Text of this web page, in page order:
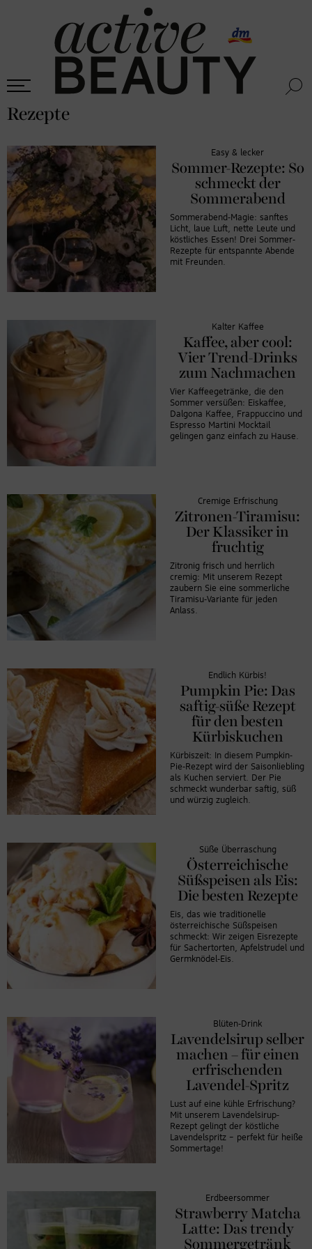
Rezepte
Easy & lecker
Sommer-Rezepte: So
schmeckt der
Sommerabend
Sommerabend-Magie: sanftes
Licht, laue Luft, nette Leute und
köstliches Essen! Drei Sommer-
Rezepte für entspannte Abende
mit Freunden.
Kalter Kaffee
Kaffee, aber cool:
Vier Trend-Drinks
zum Nachmachen
Vier Kaffeegetränke, die den
Sommer versüßen: Eiskaffee,
Dalgona Kaffee, Frappuccino und
Espresso Martini Mocktail
gelingen ganz einfach zu Hause.
Cremige Erfrischung
Zitronen-Tiramisu:
Der Klassiker in
fruchtig
Zitronig frisch und herrlich
cremig: Mit unserem Rezept
zaubern Sie eine sommerliche
Tiramisu-Variante für jeden
Anlass.
Endlich Kürbis!
Pumpkin Pie: Das
saftig-süße Rezept
für den besten
Kürbiskuchen
Kürbiszeit: In diesem Pumpkin-
Pie-Rezept wird der Saisonliebling
als Kuchen serviert. Der Pie
schmeckt wunderbar saftig, süß
und würzig zugleich.
Süße Überraschung
Österreichische
Süßspeisen als Eis:
Die besten Rezepte
Eis, das wie traditionelle
österreichische Süßspeisen
schmeckt: Wir zeigen Eisrezepte
für Sachertorten, Apfelstrudel und
Germknödel-Eis.
Blüten-Drink
Lavendelsirup selber
machen – für einen
erfrischenden
Lavendel-Spritz
Lust auf eine kühle Erfrischung?
Mit unserem Lavendelsirup-
Rezept gelingt der köstliche
Lavendelspritz – perfekt für heiße
Sommertage!
Erdbeersommer
Strawberry Matcha
Latte: Das trendy
Sommergetränk